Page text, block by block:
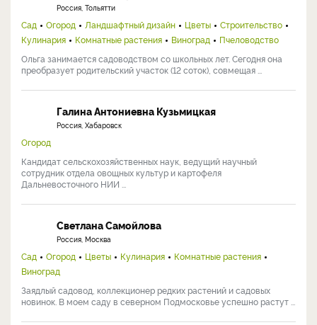
Россия, Тольятти
Сад Огород Ландшафтный дизайн Цветы
Строительство
Кулинария
Комнатные растения Виноград
Пчеловодство
Ольга занимается садоводством со школьных лет. Сегодня она
преобразует родительский участок (12 соток), совмещая ...
Галина Антониевна Кузьмицкая
Россия, Хабаровск
Огород
Кандидат сельскохозяйственных наук, ведущий научный
сотрудник отдела овощных культур и картофеля
Дальневосточного НИИ ...
Светлана Самойлова
Россия, Москва
Сад Огород Цветы Кулинария
Комнатные растения
Виноград
Заядлый садовод, коллекционер редких растений и садовых
новинок. В моем саду в северном Подмосковье успешно растут ...